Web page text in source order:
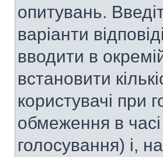
опитувань.
варіанти
вводити в
встановити
користувачі при
обмеження в
голосування) і,